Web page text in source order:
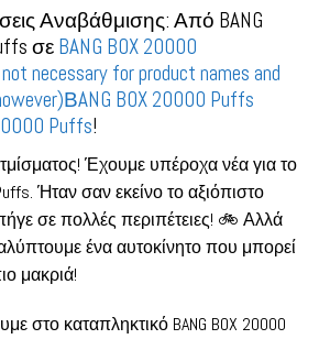
Αναβάθμισης: Από BANG
σεBANG BOX 20000
necessary for product names and
BOX 20000 Puffs
Puffs!
Έχουμε υπέροχα νέα για το
Puffs. Ήταν σαν εκείνο το αξιόπιστο
σε πολλές περιπέτειες! 🚲 Αλλά
ένα αυτοκίνητο που μπορεί
μακριά!
στο καταπληκτικό BANG BOX 20000